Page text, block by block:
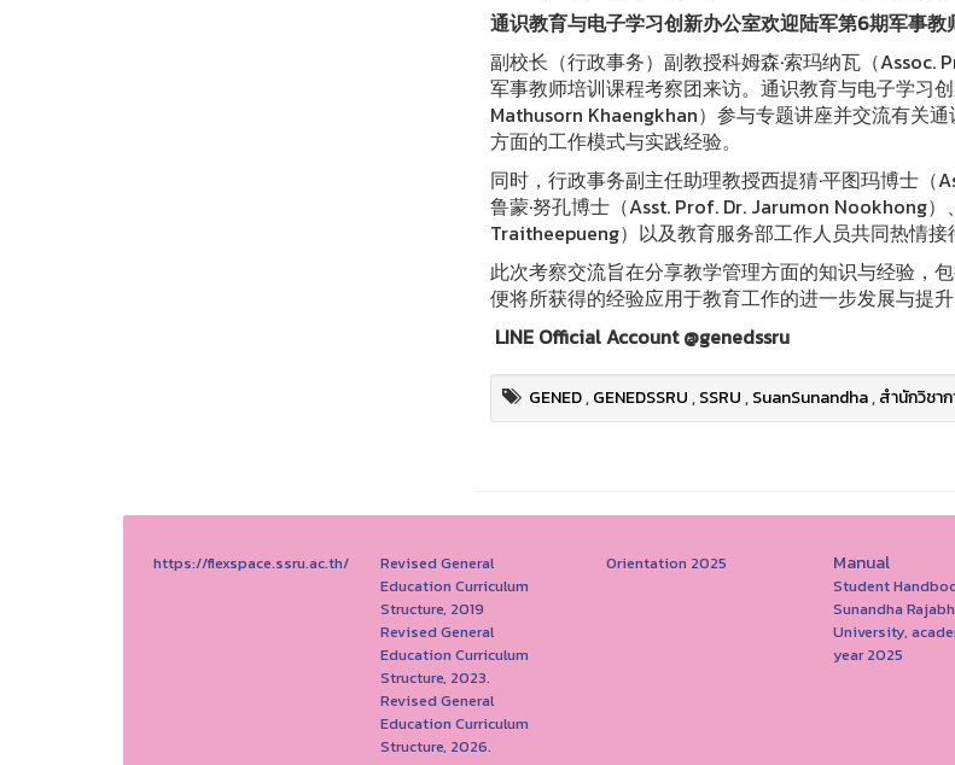
通识教育与电子学习创新办公室欢迎陆军第6期军事
副校长（行政事务）副教授科姆森·索玛纳瓦（
军事教师培训课程考察团来访。通识教育与电子学习
Mathusorn Khaengkhan）参与专题讲座并交流有关
方面的工作模式与实践经验。
同时，行政事务副主任助理教授西提猜·平图玛博士
鲁蒙·努孔博士（Asst. Prof. Dr. Jarumon Nookhong
Traitheepueng）以及教育服务部工作人员共同热情接
此次考察交流旨在分享教学管理方面的知识与经验，
便将所获得的经验应用于教育工作的进一步发展与提
LINE Official Account @genedssru
GENED,GENEDSSRU,SSRU,SuanSunandha,สำนักวิชา
https://flexspace.ssru.ac.th/
Revised General
Education Curriculum
Structure, 2019
Revised General
Education Curriculum
Structure, 2023.
Revised General
Education Curriculum
Structure, 2026.
Orientation 2025 Manual
Student
Sunandha
University,
year 2025